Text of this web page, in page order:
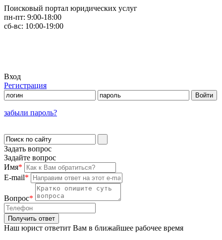
Поисковый портал юридических услуг
пн-пт: 9:00-18:00
сб-вс: 10:00-19:00
Вход
Регистрация
забыли пароль?
Задать вопрос
Задайте вопрос
Имя*
E-mail*
Вопрос*
Наш юрист ответит Вам в ближайшее рабочее время